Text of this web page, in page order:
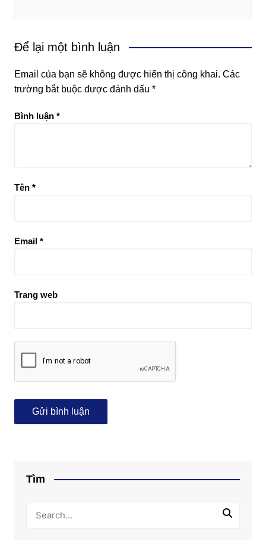
Để lại một bình luận
Email của bạn sẽ không được hiển thị công khai. Các
trường bắt buộc được đánh dấu *
Bình luận *
Tên *
Email *
Trang web
Tìm